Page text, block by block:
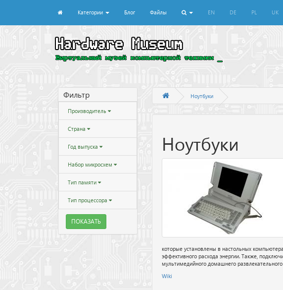
Категории Блог Файлы EN DE PL UK
Фильтр
Производитель
Страна
Год выпуска
Набор микросхем
Тип памяти
Тип процессора
ПОКАЗАТЬ
Ноутбуки
Ноутбуки
которые установлены в настольных
эффективного расхода энергии. Также,
мультимедийного домашнего
Wiki